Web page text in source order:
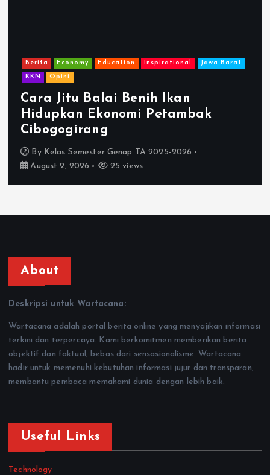
Berita Economy Education Inspirational Jawa Barat
KKN Opini
Cara Jitu Balai Benih Ikan
Hidupkan Ekonomi Petambak
Cibogogirang
By Kelas Semester Genap TA 2025-2026
August 2, 2026
25 views
About
Deskripsi untuk Wartacana:
Wartacana adalah portal berita online yang menyajikan informasi
terkini dan terpercaya. Kami berkomitmen memberikan berita
objektif dan faktual, bebas dari sensasionalisme. Wartacana
hadir untuk memenuhi kebutuhan informasi jujur dan transparan,
membantu pembaca memahami dunia dengan lebih baik.
Useful Links
Technology